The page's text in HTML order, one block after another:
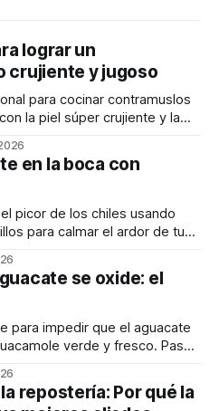
lograr un
crujiente y jugoso
para cocinar contramuslos
la piel súper crujiente y la
en la boca con
picor de los chiles usando
para calmar el ardor de tu
se oxide: el
para impedir que el aguacate
verde y fresco. Paso
repostería: Por qué la